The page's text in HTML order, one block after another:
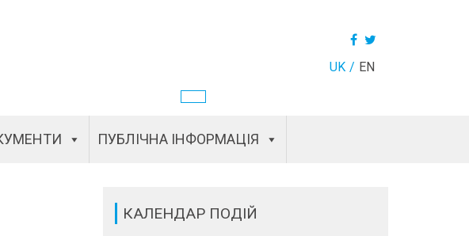
UK EN
ПУБЛІЧНА ІНФОРМАЦІЯ
КАЛЕНДАР ПОДІЙ